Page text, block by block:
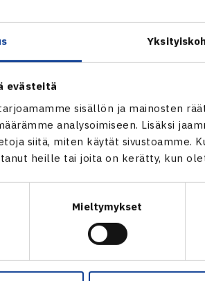
evästeitä
sisällön ja mainosten
analysoimiseen. Lisäksi
siitä, miten käytät sivustoamme.
heille tai joita on kerätty, kun
Mieltymykset
korkeimman sarjatason Ykkösdivarin
paikkakunnalla korkataan kausi
viikonlopun otteluparittäältä.